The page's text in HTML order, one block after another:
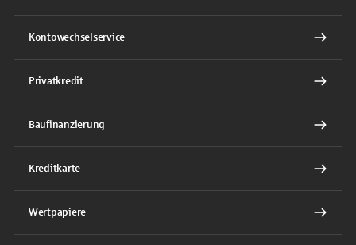
Kontowechselservice
Privatkredit
Baufinanzierung
Kreditkarte
Wertpapiere